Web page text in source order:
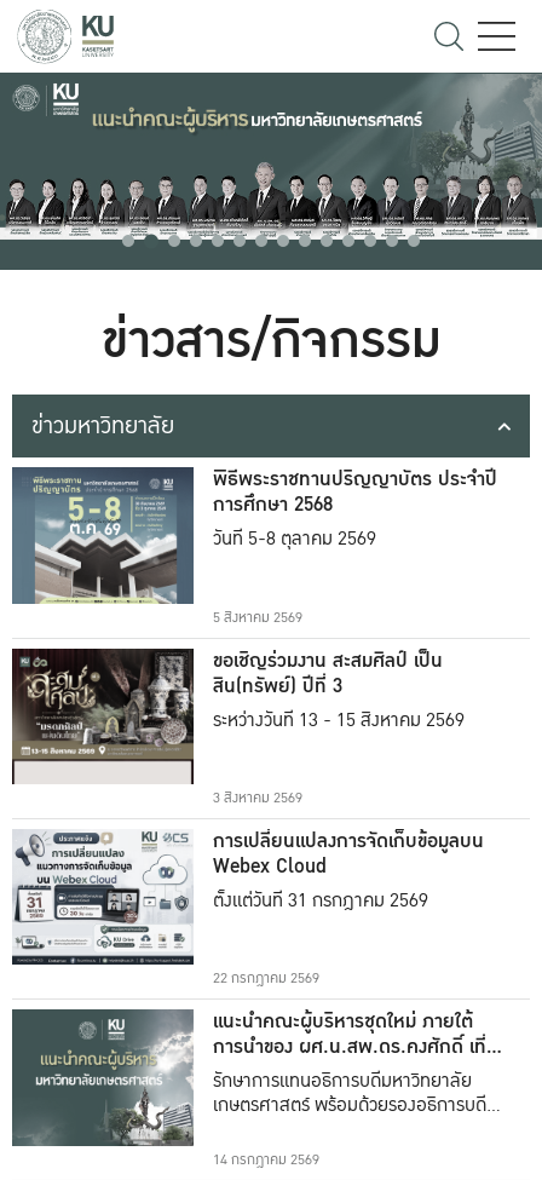
ข่าวสาร/กิจกรรม
ข่าวมหาวิทยาลัย
พิธีพระราชทานปริญญาบัตร ประจำปี
การศึกษา 2568
วันที่ 5-8 ตุลาคม 2569
5 สิงหาคม 2569
ขอเชิญร่วมงาน สะสมศิลป์ เป็น
สิน(ทรัพย์) ปีที่ 3
ระหว่างวันที่ 13 - 15 สิงหาคม 2569
3 สิงหาคม 2569
การเปลี่ยนแปลงการจัดเก็บข้อมูลบน
Webex Cloud
ตั้งแต่วันที่ 31 กรกฎาคม 2569
22 กรกฎาคม 2569
แนะนำคณะผู้บริหารชุดใหม่ ภายใต้
การนำของ ผศ.น.สพ.ดร.คงศักดิ์ เที่ยง
ธรรม
รักษาการแทนอธิการบดีมหาวิทยาลัย
เกษตรศาสตร์ พร้อมด้วยรองอธิการบดีทั้ง
14 กรกฎาคม 2569